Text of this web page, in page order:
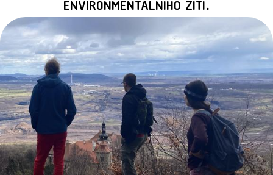
environmentálního žití.